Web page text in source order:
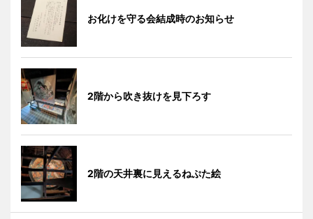
お化けを守る会結成時のお知らせ
2階から吹き抜けを見下ろす
2階の天井裏に見えるねぷた絵